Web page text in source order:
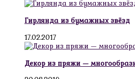
Гирлянда из бумажных звёзд
17.02.2017
Декор из пряжи —